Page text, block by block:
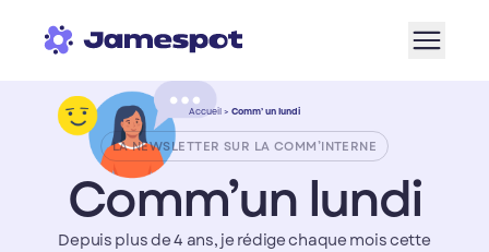
Aller à la navigation
Aller au contenu de la page
Aller au bas de page
Accueil> Comm’ un lundi
LA NEWSLETTER SUR LA COMM’INTERNE
Comm’un lundi
Depuis plus de 4 ans, je rédige chaque mois cette